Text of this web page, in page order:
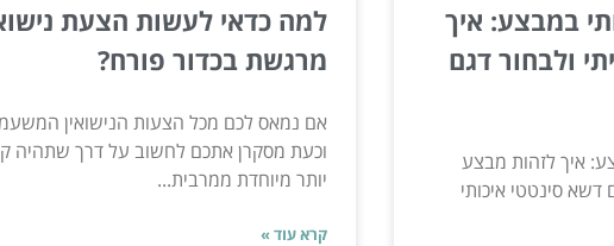
במבצע: איך
ולבחור דגם
איך לזהות מבצע
דשא סינטטי איכותי
למה כדאי לעשות הצעת
מרגשת בכדור פורח?
אם נמאס לכם מכל הצעות הנישואין
וכעת מסקרן אתכם לחשוב על דרך שתהיה
יותר מיוחדת ממרבית...
קרא עוד »